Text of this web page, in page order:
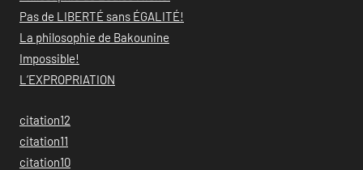
Pas de LIBERTÉ sans ÉGALITÉ!
La philosophie de Bakounine
Impossible!
L’EXPROPRIATION
citation12
citation11
citation10